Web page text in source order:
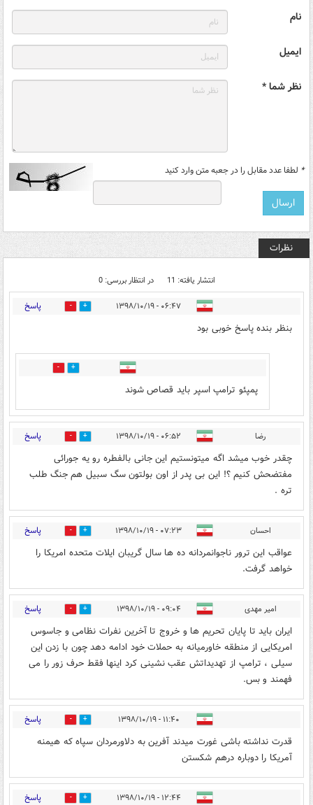
نام
ایمیل
نظر شما *
* لطفا عدد مقابل را در جعبه متن وارد کنید
نظرات
انتشار یافته: 11 در انتظار بررسی: 0
۰۶:۴۷ - ۱۳۹۸/۱۰/۱۹ 17 پاسخ
بنظر بنده پاسخ خوبی بود
11
پمپئو ترامپ اسپر باید قصاص شوند
رضا ۰۶:۵۲ - ۱۳۹۸/۱۰/۱۹ 25 پاسخ
چقدر خوب ميشد اگه ميتونستيم اين جانى بالفطره رو يه جورائى
مفتضحش كنيم ؟! اين بى پدر از اون بولتون سگ سبيل هم جنگ طلب
تره .
احسان ۰۷:۲۳ - ۱۳۹۸/۱۰/۱۹ 20 پاسخ
عواقب این ترور ناجوانمردانه ده ها سال گریبان ایلات متحده امریکا را
خواهد گرفت.
امیر مهدی ۰۹:۰۴ - ۱۳۹۸/۱۰/۱۹ 24 پاسخ
ایران باید تا پایان تحریم ها و خروج تا آخرین نفرات نظامی و جاسوس
امریکایی از منطقه خاورمیانه به حملات خود ادامه دهد چون با زدن این
سیلی ، ترامپ از تهدیداتش عقب نشینی کرد اینها فقط حرف زور را می
فهمند و بس.
۱۱:۴۰ - ۱۳۹۸/۱۰/۱۹ 14 پاسخ
قدرت نداشته باشی غورت میدند آفرین به دلاورمردان سپاه که هیمنه
آمریکا را دوباره درهم شکستن
۱۲:۴۴ - ۱۳۹۸/۱۰/۱۹ 12 پاسخ